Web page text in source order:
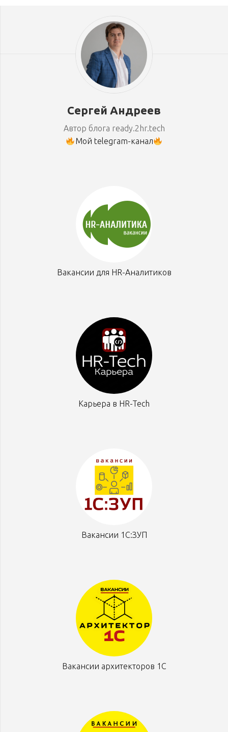
Сергей Андреев
Автор блога ready.2hr.tech
Мой telegram-канал
Вакансии для HR-Аналитиков
Карьера в HR-Tech
Вакансии 1С:ЗУП
Вакансии архитекторов 1С